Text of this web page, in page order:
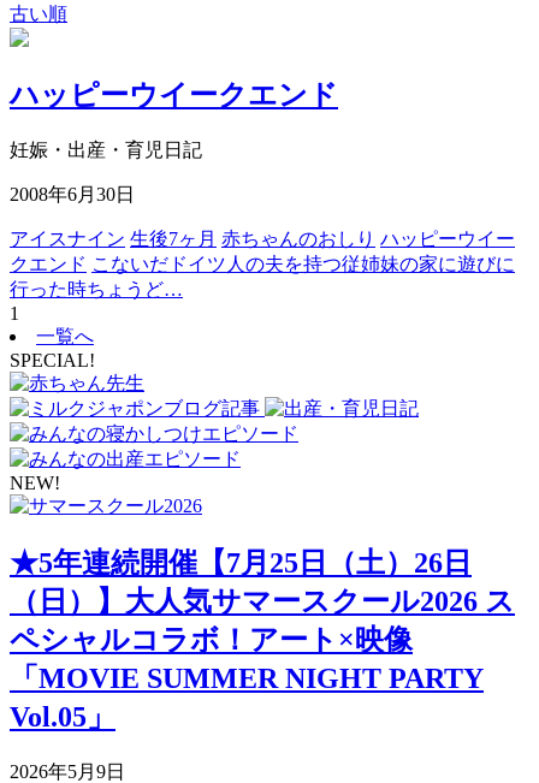
古い順
ハッピーウイークエンド
妊娠・出産・育児日記
2008年6月30日
アイスナイン 生後7ヶ月 赤ちゃんのおしり ハッピーウイー
クエンド こないだドイツ人の夫を持つ従姉妹の家に遊びに
行った時ちょうど…
1
一覧へ
SPECIAL!
NEW!
★5年連続開催【7月25日（土）26日
（日）】大人気サマースクール2026 ス
ペシャルコラボ！アート×映像
「MOVIE SUMMER NIGHT PARTY
Vol.05」
2026年5月9日